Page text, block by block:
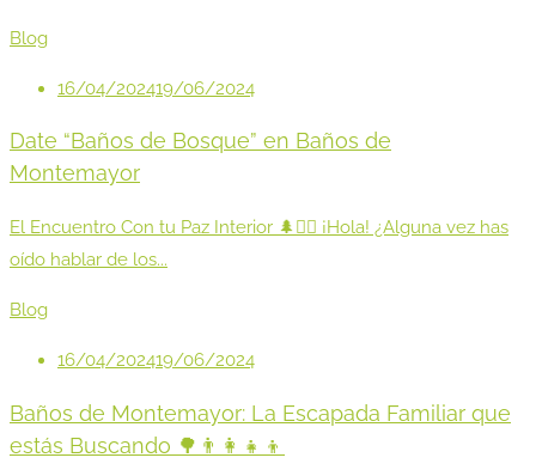
Blog
16/04/202419/06/2024
Date “Baños de Bosque” en Baños de
Montemayor
El Encuentro Con tu Paz Interior 🌲💆‍♀️ ¡Hola! ¿Alguna vez has
oído hablar de los...
Blog
16/04/202419/06/2024
Baños de Montemayor: La Escapada Familiar que
estás Buscando 🌳👨‍👩‍👧‍👦